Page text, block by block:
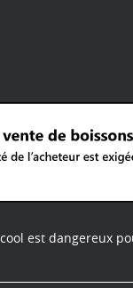
est dangereux